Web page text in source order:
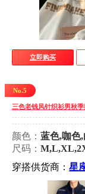
立即购买
No.5
三色老钱风针织衫男秋
颜色： 蓝色,咖色
尺码：
穿搭供货商： 星